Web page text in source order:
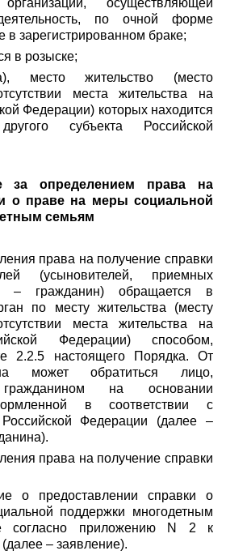
осуществляющей
по очной форме
в зарегистрированном браке;
в розыске;
место жительство (место
места жительства на
Федерации) которых находится
субъекта Российской
за определением права на
о праве на меры социальной
семьям
права на получение справки
(усыновителей, приемных
– гражданин) обращается в
по месту жительства (месту
места жительства на
Федерации) способом,
2.2.5 настоящего Порядка. От
может обратиться лицо,
гражданином на основании
в соответствии с
Российской Федерации (далее –
права на получение справки
о предоставлении справки о
поддержки многодетным
согласно приложению N 2 к
– заявление).